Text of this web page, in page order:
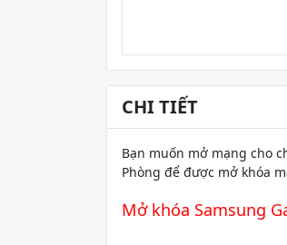
CHI TIẾT
Bạn muốn mở mạng cho
Phòng để được mở khóa
Mở khóa Samsung